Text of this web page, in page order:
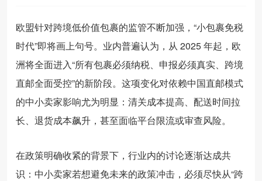
欧盟针对跨境低价值包裹的监管不断加强，“小包裹免税
时代”即将画上句号。业内普遍认为，从 2025 年起，欧
洲将全面进入“所有包裹必须纳税、申报必须真实、跨境
直邮全面受控”的新阶段。这项变化对依赖中国直邮模式
的中小卖家影响尤为明显：清关成本提高、配送时间拉
长、退货成本飙升，甚至面临平台限流或审查风险。
在政策明确收紧的背景下，行业内的讨论逐渐达成共
识：中小卖家若想避免未来的政策冲击，必须尽快从“跨